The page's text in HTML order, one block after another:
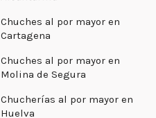
Chuches al por mayor en
Cartagena
Chuches al por mayor en
Molina de Segura
Chucherías al por mayor en
Huelva